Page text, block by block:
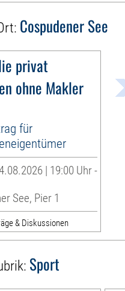
Cospudener See
privat
ohne Makler
für
| 19:00 Uhr -
See, Pier 1
& Diskussionen
Sport